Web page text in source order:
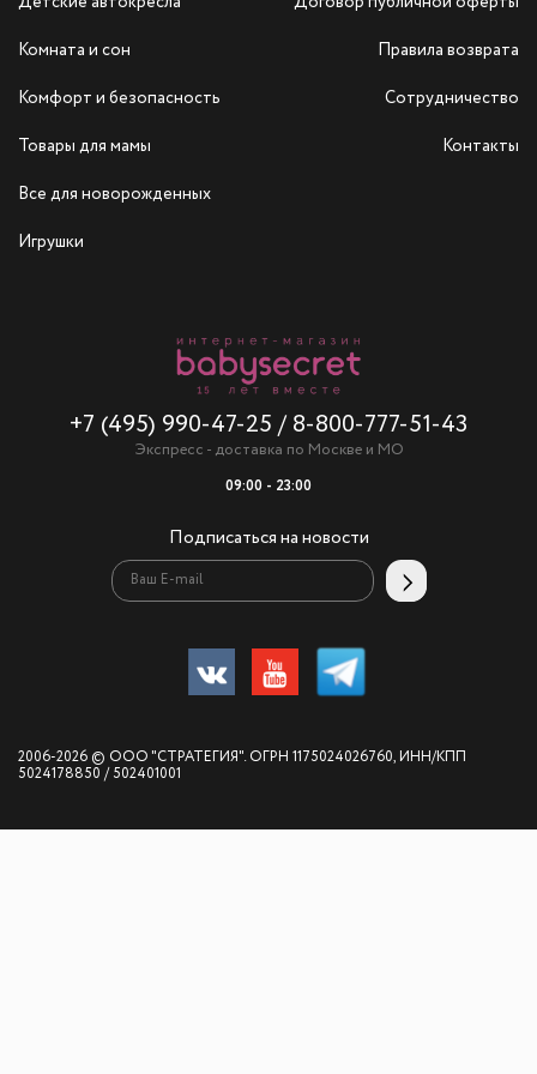
Комната и сон
Комфорт и безопасность
Товары для мамы
Все для новорожденных
Игрушки
+7 (495) 990-47-25 / 8-800-777-51-43
Экспресс - доставка по Москве и МО
09:00 - 23:00
Подписаться на новости
Правила возврата
Сотрудничество
Контакты
2006-2026 © ООО "СТРАТЕГИЯ". ОГРН 1175024026760, ИНН/КПП
5024178850 / 502401001